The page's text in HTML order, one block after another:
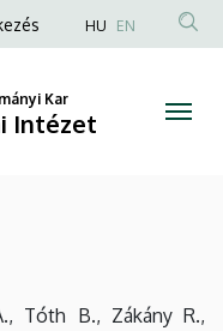
HU EN
Kar
Intézet
Tóth B., Zákány R.,